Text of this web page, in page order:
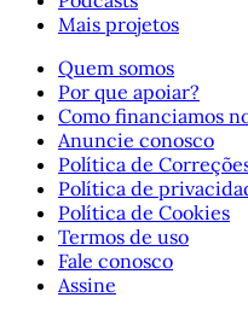
Mais projetos
Quem somos
Por que apoiar?
Como financiamos
Anuncie conosco
Política de
Política de
Política de Cookies
Termos de uso
Fale conosco
Assine